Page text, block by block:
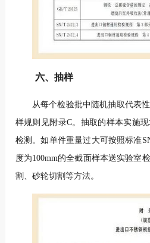
六、抽样
从每个检验批中随机抽取代表
样规则见附录C。抽取的样本实施
检测。如单件重量过大可按照标准
度为100mm的全截面样本送实验室
割、砂轮切割等方法。